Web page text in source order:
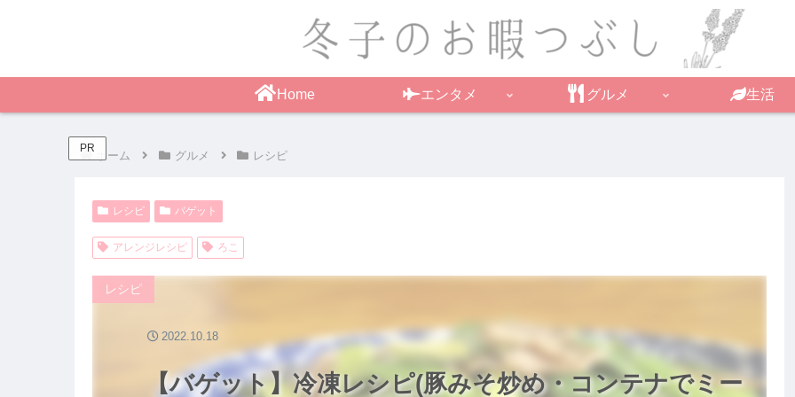
Home エンタメ グルメ 生活
PR
ホーム グルメ レシピ
レシピ バゲット
アレンジレシピ ろこ
【バゲット】冷凍レシピ(豚みそ炒め・コンテナでミー
レシピ
2022.10.18